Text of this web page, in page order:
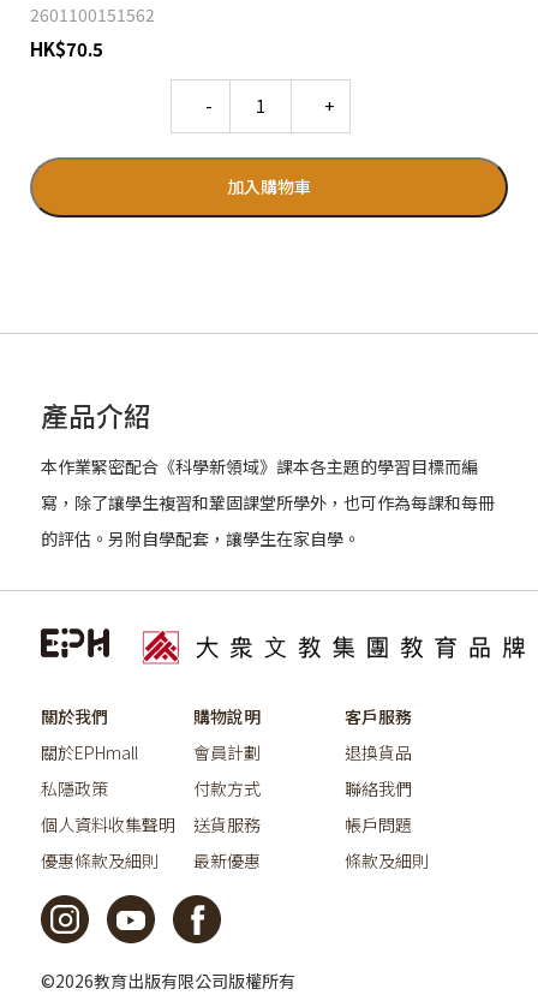
2601100151562
HK$70.5
加入購物車
產品介紹
本作業緊密配合《科學新領域》課本各主題的學習目標而編
寫，除了讓學生複習和鞏固課堂所學外，也可作為每課和每冊
的評估。另附自學配套，讓學生在家自學。
關於我們
關於EPHmall
私隱政策
個人資料收集聲明
優惠條款及細則
購物說明
會員計劃
付款方式
送貨服務
最新優惠
客戶服務
退換貨品
聯絡我們
帳戶問題
條款及細則
©2026教育出版有限公司版權所有